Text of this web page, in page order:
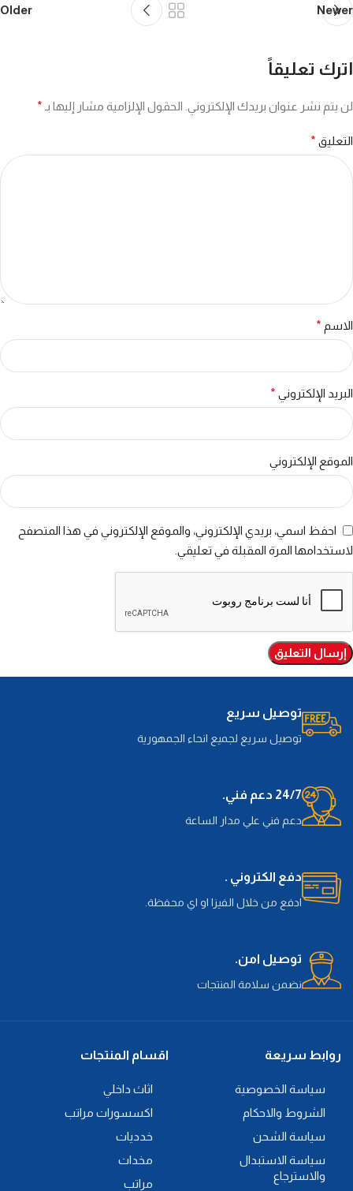
Newer
Older
اترك تعليقاً
لن يتم نشر عنوان بريدك الإلكتروني. الحقول الإلزامية مشار إليها بـ *
التعليق *
الاسم *
البريد الإلكتروني *
الموقع الإلكتروني
احفظ اسمي، بريدي الإلكتروني، والموقع الإلكتروني في هذا المتصفح
لاستخدامها المرة المقبلة في تعليقي.
توصيل سريع
توصيل سريع لجميع انحاء الجمهورية
24/7 دعم فني.
دعم فني علي مدار الساعة
دفع الكتروني .
ادفع من خلال الفيزا او اي محفظة.
توصيل امن.
نضمن سلامة المنتجات
روابط سريعة
سياسة الخصوصية
الشروط والاحكام
سياسة الشحن
سياسة الاستبدال
والاسترجاع
اقسام المنتجات
اثاث داخلي
اكسسورات مراتب
خدديات
مخدات
مراتب